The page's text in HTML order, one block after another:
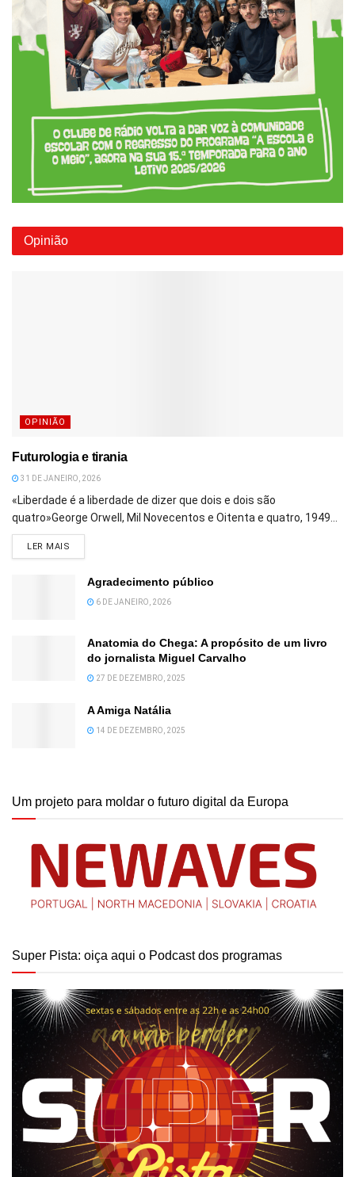
Opinião
OPINIÃO
Futurologia e tirania
31 DE JANEIRO, 2026
«Liberdade é a liberdade de dizer que dois e dois são
quatro»George Orwell, Mil Novecentos e Oitenta e quatro, 1949...
LER MAIS
Agradecimento público
6 DE JANEIRO, 2026
Anatomia do Chega: A propósito de um livro
do jornalista Miguel Carvalho
27 DE DEZEMBRO, 2025
A Amiga Natália
14 DE DEZEMBRO, 2025
Um projeto para moldar o futuro digital da Europa
Super Pista: oiça aqui o Podcast dos programas